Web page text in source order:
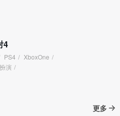
4
PS4 / XboxOne /
演 /
更多